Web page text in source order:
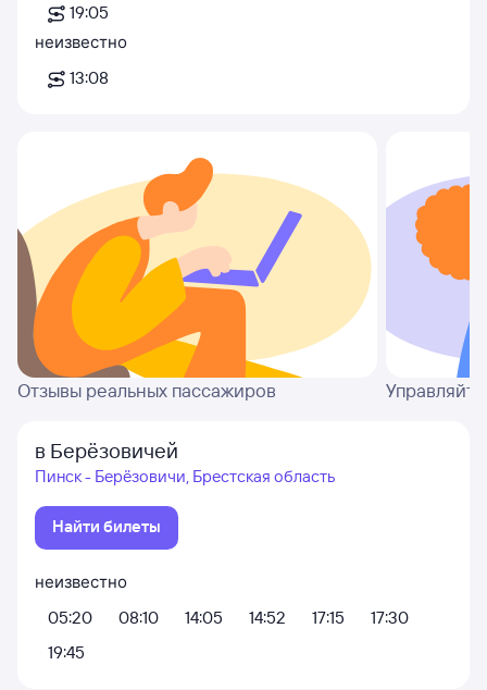
19:05
неизвестно
13:08
Отзывы реальных пассажиров
в Берёзовичей
Пинск - Берёзовичи, Брестская область
Найти билеты
неизвестно
05:20
08:10 14:05 14:52 17:15
17:30
19:45